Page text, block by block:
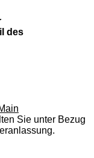
des
Sie unter Bezug